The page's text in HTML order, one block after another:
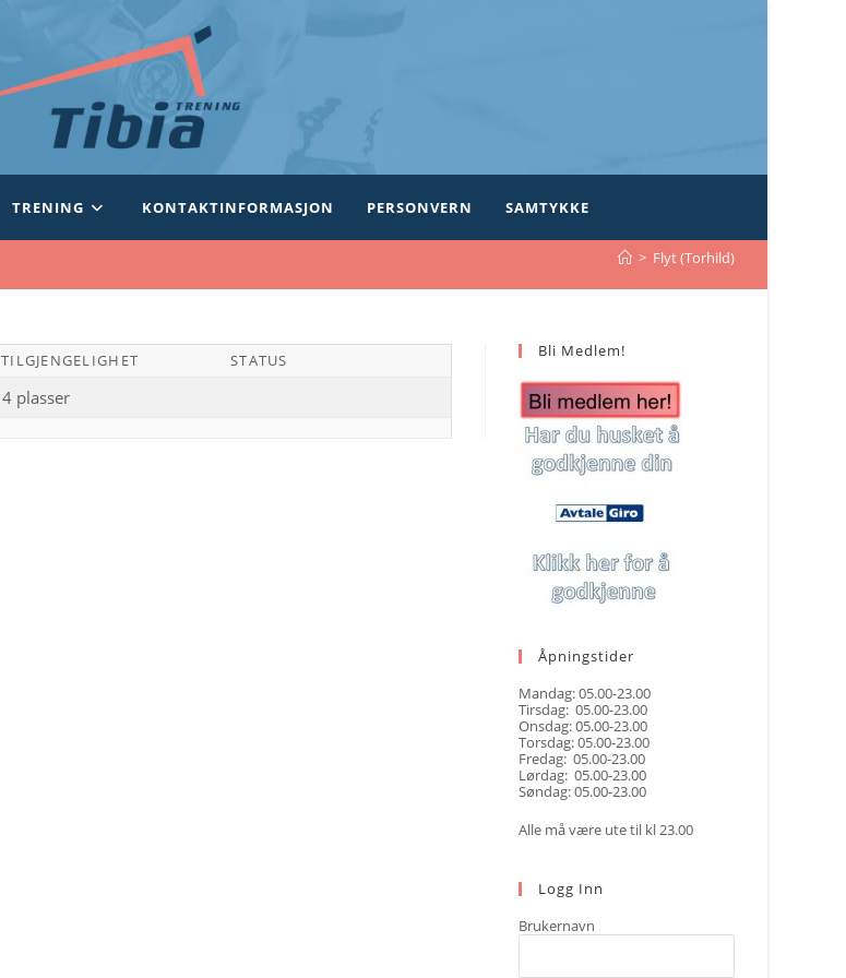
TRENING KONTAKTINFORMASJON PERSONVERN SAMTYKKE
> Flyt (Torhild)
TILGJENGELIGHET STATUS
4 plasser
Bli Medlem!
Åpningstider
Mandag: 05.00-23.00
Tirsdag: 05.00-23.00
Onsdag: 05.00-23.00
Torsdag: 05.00-23.00
Fredag: 05.00-23.00
Lørdag: 05.00-23.00
Søndag: 05.00-23.00
Alle må være ute til kl 23.00
Logg Inn
Brukernavn